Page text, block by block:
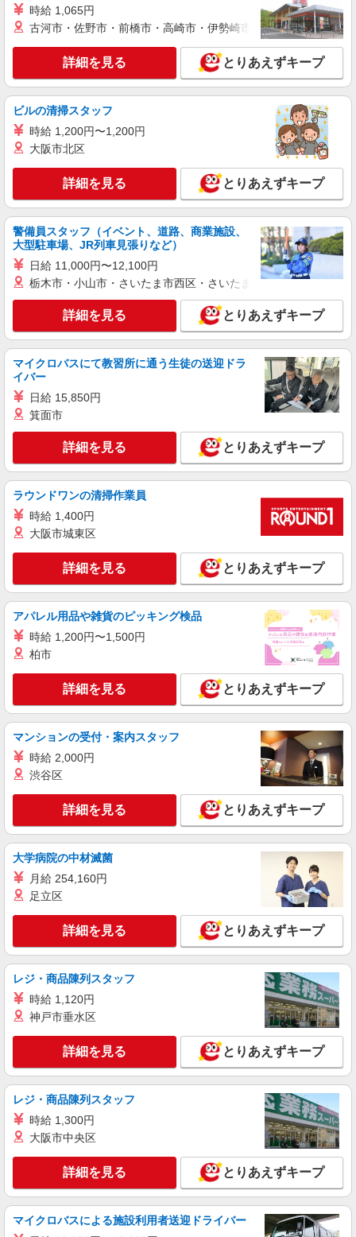
キープ 詳細を見る
パーソルテンプスタッフ株式会社 静岡コーディネートセンター（静
岡）/26-0581411
＼社員化実績あり／静岡から世界へ！ジムのお
時給1500円〜1600円（経験・能力による）
●TOEIC600点レベルの英語力がある場合は時給
1600円のご案内です
静岡県静岡市葵区／最寄駅：静岡駅、安倍川
駅 ≪車通勤可≫ ●無料駐車場あります
キープ 詳細を見る
派遣社員
パーソルテンプスタッフ株式会社 静岡コーディネートセンター（静
未経験OK♪＜静岡駅チカ＞ちょっとずつ教えて
もらえる◎入力多め！一般事務
時給1400円
静岡県静岡市葵区／最寄駅：静岡駅、新静岡駅
キープ 詳細を見る
パーソルテンプスタッフ株式会社 静岡コーディネートセンター（静
岡）/26-0553300
で働きやすい◎東静岡駅チカ
（静岡県）駅
キープ 詳細を見る
パーソルテンプスタッフ株式会社 静岡コーディネートセンター（静
岡）/26-0600711
［急募★未経験OK］少人数オフィスでのひと
り事務♪コツコツ事務＠静岡駅近
時給1450円 ●月収例：243,600円〜
静岡県静岡市葵区／最寄駅：静岡駅、日吉町
駅 ●しずてつ新静岡駅から歩いてスグ！
詳細を見る
パーソルテンプスタッフ株式会社 静岡コーディネートセンター（静
岡）/26-0543923
［17時台定時］お土産もらえる♪大手食品メー
静岡県静岡市葵区／最寄駅：静岡駅、新静岡駅
キープ 詳細を見る
派遣社員
パーソルテンプスタッフ株式会社 静岡コーディネートセンター（静
岡）/26-0466196
＼残業多めで稼げます／未経験OK！大手商社
でのジムのお仕事♪駅チカ
時給1470円〜1500円（経験・能力による） ●
営業事務経験をお持ちの場合は時給1,500円にてご
案内します
静岡県静岡市葵区／最寄駅：静岡駅、日吉町
駅 ■静鉄新静岡駅からも徒歩8分！
キープ 詳細を見る
岡）/26-0572186
時給 1,065円
古河市・佐野市・前橋市・高崎市・伊勢崎市・太田市・館林市
詳細を見る とりあえずキープ
ビルの清掃スタッフ
時給 1,200円〜1,200円
大阪市北区
詳細を見る とりあえずキープ
警備員スタッフ（イベント、道路、商業施設、
大型駐車場、JR列車見張りなど）
日給 11,000円〜12,100円
栃木市・小山市・さいたま市西区・さいたま市岩槻区・久喜市・
詳細を見る とりあえずキープ
マイクロバスにて教習所に通う生徒の送迎ドラ
イバー
日給 15,850円
箕面市
詳細を見る とりあえずキープ
ラウンドワンの清掃作業員
時給 1,400円
大阪市城東区
詳細を見る とりあえずキープ
アパレル用品や雑貨のピッキング検品
時給 1,200円〜1,500円
柏市
詳細を見る とりあえずキープ
マンションの受付・案内スタッフ
時給 2,000円
渋谷区
詳細を見る とりあえずキープ
大学病院の中材滅菌
月給 254,160円
足立区
詳細を見る とりあえずキープ
レジ・商品陳列スタッフ
時給 1,120円
神戸市垂水区
詳細を見る とりあえずキープ
レジ・商品陳列スタッフ
時給 1,300円
大阪市中央区
詳細を見る とりあえずキープ
マイクロバスによる施設利用者送迎ドライバー